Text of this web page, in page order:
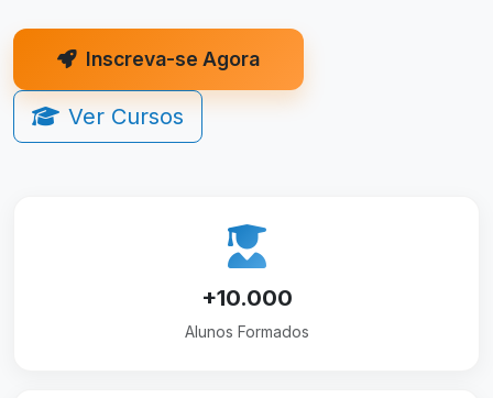
Inscreva-se Agora
Ver Cursos
+10.000
Alunos Formados